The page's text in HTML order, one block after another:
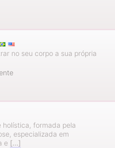
no seu corpo a sua própria
holística, formada pela
especializada em
e [...]